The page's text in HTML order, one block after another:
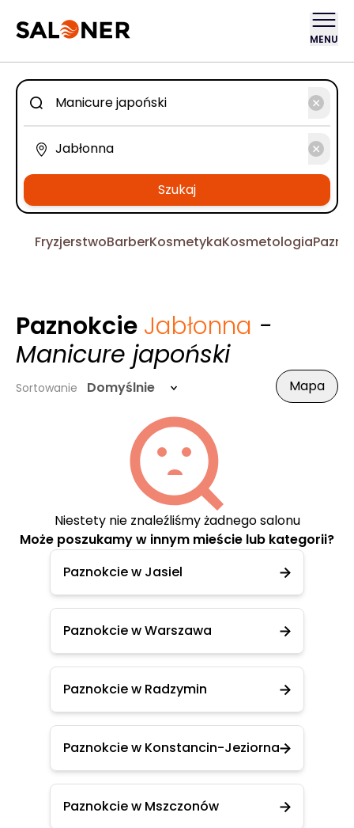
MENU
Szukaj
FryzjerstwoBarberKosmetykaKosmetologia
Paznokcie Jabłonna -
Manicure japoński
Sortowanie Domyślnie Mapa
Niestety nie znaleźliśmy żadnego salonu
Może poszukamy w innym mieście lub kategorii?
Paznokcie w Jasiel
Paznokcie w Warszawa
Paznokcie w Radzymin
Paznokcie w Konstancin-Jeziorna
Paznokcie w Mszczonów